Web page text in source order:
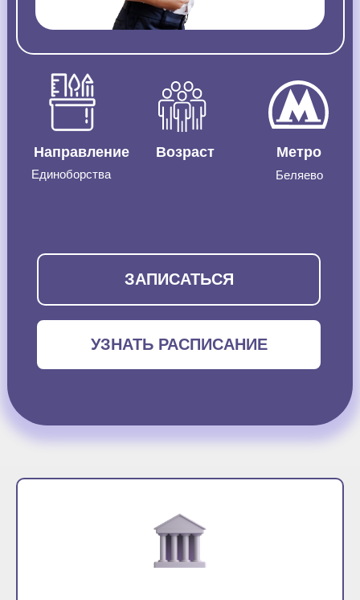
Направление
Единоборства
Возраст Метро
Беляево
УЗНАТЬ РАСПИСАНИЕ
ЗАПИСАТЬСЯ